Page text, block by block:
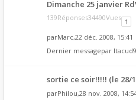
Dimanche 25 janvier
139Réponses34490Vues 1
parMarc,22 déc. 2008, 15:41
Dernier messagepar
sortie ce soir!!!!! (le 28/
parPhilou,28 nov. 2008,